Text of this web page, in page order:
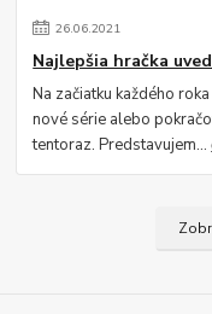
26.06.2021
Najlepšia hračka
Na začiatku každého
nové série alebo
tentoraz. Predstavujem...